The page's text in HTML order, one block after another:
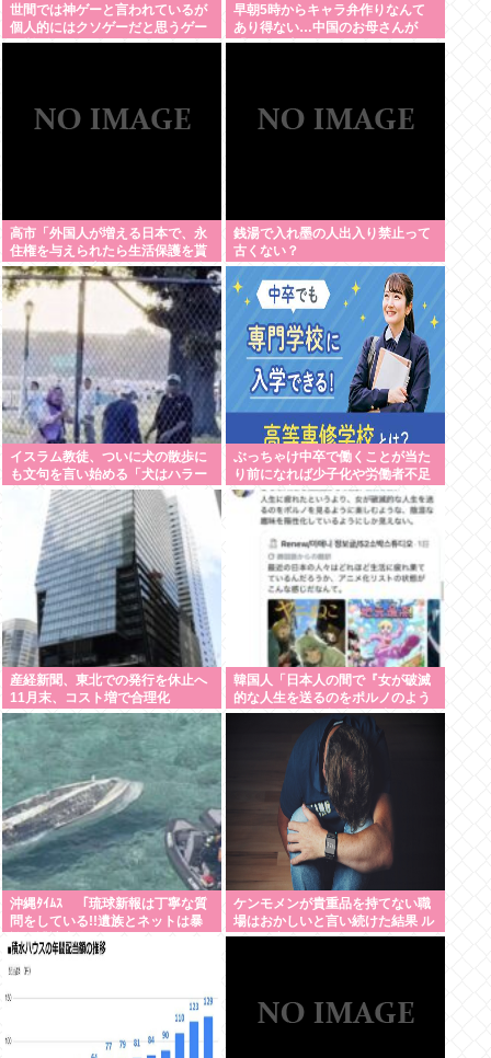
世間では神ゲーと言われているが
個人的にはクソゲーだと思うゲー
ム挙げてけwww
早朝5時からキャラ弁作りなんて
あり得ない…中国のお母さんが
「なぜ日本人はそんなにがんばる
高市「外国人が増える日本で、永
住権を与えられたら生活保護を貰
うなんて人が増えては困る。日本
人以上の水準の人のみ許可しま
す」
銭湯で入れ墨の人出入り禁止って
古くない？
イスラム教徒、ついに犬の散歩に
も文句を言い始める「犬はハラー
ム（禁忌）だ」
ぶっちゃけ中卒で働くことが当た
り前になれば少子化や労働者不足
問題は改善するよな
産経新聞、東北での発行を休止へ
11月末、コスト増で合理化
韓国人「日本人の間で『女が破滅
的な人生を送るのをポルノのよう
に楽しむ陰湿な趣味』が流行って
沖縄ﾀｲﾑｽ 「琉球新報は丁寧な質
問をしている!!遺族とネットは暴
論で誹謗中傷をするな!!」
ケンモメンが貴重品を持てない職
場はおかしいと言い続けた結果 ル
ールが変わり始めた件